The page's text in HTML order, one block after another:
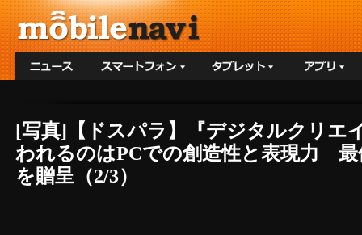
[写真]【ドスパラ】『デジタルクリ
われるのはPCでの創造性と表現力
を贈呈（2/3）